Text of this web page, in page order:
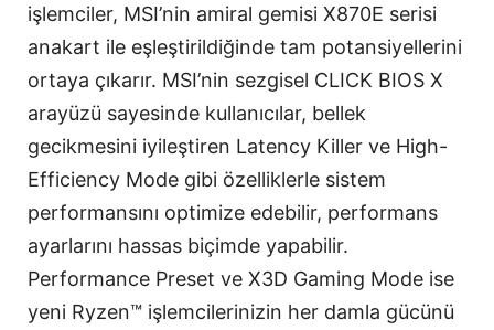
işlemciler, MSI’nin amiral gemisi X870E serisi
anakart ile eşleştirildiğinde tam potansiyellerini
ortaya çıkarır. MSI’nin sezgisel CLICK BIOS X
arayüzü sayesinde kullanıcılar, bellek
gecikmesini iyileştiren Latency Killer ve High-
Efficiency Mode gibi özelliklerle sistem
performansını optimize edebilir, performans
ayarlarını hassas biçimde yapabilir.
Performance Preset ve X3D Gaming Mode ise
yeni Ryzen™ işlemcilerinizin her damla gücünü